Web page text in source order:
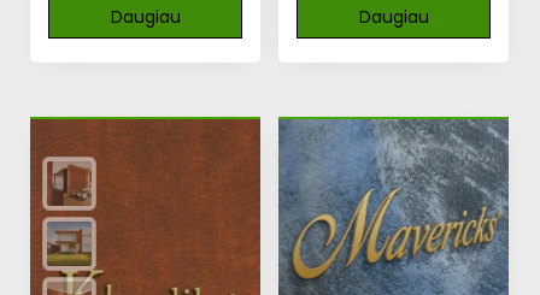
Daugiau Daugiau